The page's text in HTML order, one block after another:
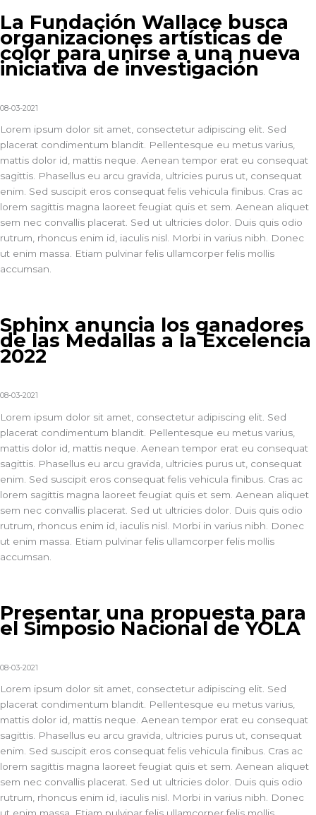
La Fundación Wallace busca
organizaciones artísticas de
color para unirse a una nueva
iniciativa de investigación
08-03-2021
Lorem ipsum dolor sit amet, consectetur adipiscing elit. Sed
placerat condimentum blandit. Pellentesque eu metus varius,
mattis dolor id, mattis neque. Aenean tempor erat eu consequat
sagittis. Phasellus eu arcu gravida, ultricies purus ut, consequat
enim. Sed suscipit eros consequat felis vehicula finibus. Cras ac
lorem sagittis magna laoreet feugiat quis et sem. Aenean aliquet
sem nec convallis placerat. Sed ut ultricies dolor. Duis quis odio
rutrum, rhoncus enim id, iaculis nisl. Morbi in varius nibh. Donec
ut enim massa. Etiam pulvinar felis ullamcorper felis mollis
accumsan.
Sphinx anuncia los ganadores
de las Medallas a la Excelencia
2022
08-03-2021
Lorem ipsum dolor sit amet, consectetur adipiscing elit. Sed
placerat condimentum blandit. Pellentesque eu metus varius,
mattis dolor id, mattis neque. Aenean tempor erat eu consequat
sagittis. Phasellus eu arcu gravida, ultricies purus ut, consequat
enim. Sed suscipit eros consequat felis vehicula finibus. Cras ac
lorem sagittis magna laoreet feugiat quis et sem. Aenean aliquet
sem nec convallis placerat. Sed ut ultricies dolor. Duis quis odio
rutrum, rhoncus enim id, iaculis nisl. Morbi in varius nibh. Donec
ut enim massa. Etiam pulvinar felis ullamcorper felis mollis
accumsan.
Presentar una propuesta para
el Simposio Nacional de YOLA
08-03-2021
Lorem ipsum dolor sit amet, consectetur adipiscing elit. Sed
placerat condimentum blandit. Pellentesque eu metus varius,
mattis dolor id, mattis neque. Aenean tempor erat eu consequat
sagittis. Phasellus eu arcu gravida, ultricies purus ut, consequat
enim. Sed suscipit eros consequat felis vehicula finibus. Cras ac
lorem sagittis magna laoreet feugiat quis et sem. Aenean aliquet
sem nec convallis placerat. Sed ut ultricies dolor. Duis quis odio
rutrum, rhoncus enim id, iaculis nisl. Morbi in varius nibh. Donec